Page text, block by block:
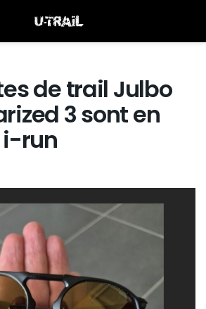
de trail Julbo
3 sont en
i-run